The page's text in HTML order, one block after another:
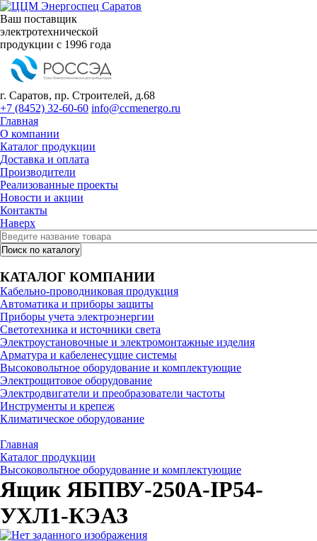
Ваш поставщик
электротехнической
продукции с 1996 года
г. Саратов, пр. Строителей, д.68
+7 (8452) 32-60-60 info@ccmenergo.ru
Главная
О компании
Каталог продукции
Доставка и оплата
Производители
Реализованные проекты
Новости и акции
Контакты
Наверх
КАТАЛОГ КОМПАНИИ
Кабельно-проводниковая продукция
Автоматика и приборы защиты
Приборы учета электроэнергии
Светотехника и источники света
Электроустановочные и электромонтажные изделия
Арматура и кабеленесущие системы
Высоковольтное оборудование и комплектующие
Электрощитовое оборудование
Электродвигатели и преобразователи частоты
Инструменты и крепеж
Климатическое оборудование
Главная
Каталог продукции
Высоковольтное оборудование и комплектующие
Ящик ЯБПВУ-250А-IP54-
УХЛ1-КЭАЗ